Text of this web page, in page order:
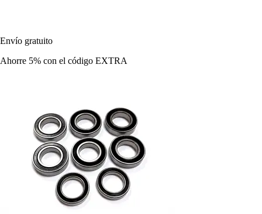
Envío gratuito
Ahorre 5% con el código EXTRA